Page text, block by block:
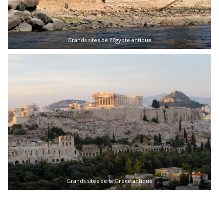
Grands sites de l'Egypte antique
Grands sites de la Grèce antique